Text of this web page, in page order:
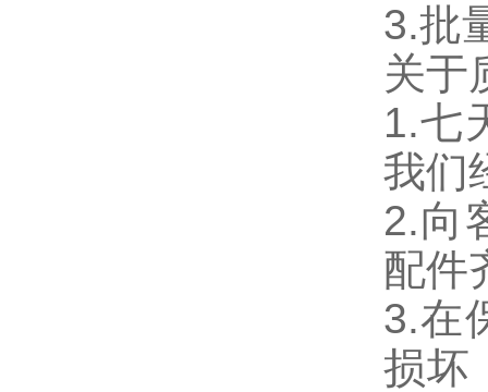
3.批
关于
1.七
我们
2.向
配件
3.在
损坏